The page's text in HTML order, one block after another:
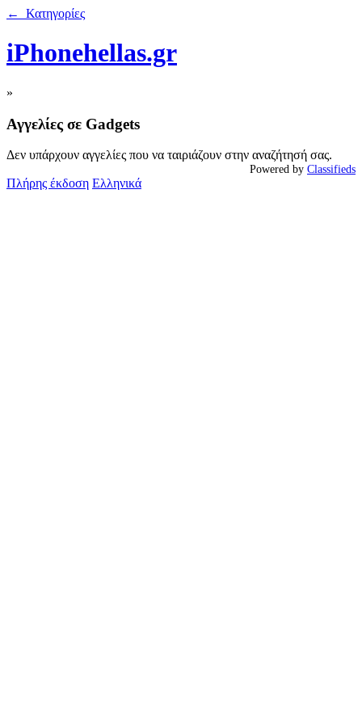
← Κατηγορίες
iPhonehellas.gr
»
Αγγελίες σε Gadgets
Δεν υπάρχουν αγγελίες που να ταιριάζουν στην αναζήτησή σας.
Powered by Classifieds
Πλήρης έκδοση Ελληνικά